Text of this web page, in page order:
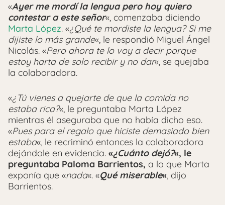
«Ayer me mordí la lengua pero hoy quiero
contestar a este señor«, comenzaba diciendo
Marta López. «¿Qué te mordiste la lengua? Si me
dijiste lo más grande«, le respondió Miguel Ángel
Nicolás. «Pero ahora te lo voy a decir porque
estoy harta de solo recibir y no dar«, se quejaba
la colaboradora.
«¿Tú vienes a quejarte de que la comida no
estaba rica?«, le preguntaba Marta López
mientras él aseguraba que no había dicho eso.
«Pues para el regalo que hiciste demasiado bien
estaba«, le recriminó entonces la colaboradora
dejándole en evidencia. «¿Cuánto dejó?«, le
preguntaba Paloma Barrientos, a lo que Marta
exponía que «nada«. «Qué miserable«, dijo
Barrientos.